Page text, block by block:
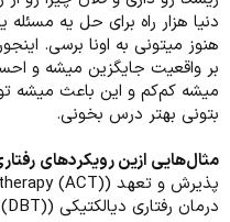
دنیا هزار راه برای حل یه
هنوز میتونی به اونا برسی.
بر واقعیت جایگزین میشه و
میشه کم‌کم و این باعث میشه
بتونی بهتر درس بخونی.
مثال‌هایی ازین رویکردهای
درمان رفتاری دیالکتیکی (Dialectical behavioral therapy (DBT))َ